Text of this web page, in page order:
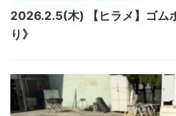
2026.2.5(木) 【ヒラメ】ゴム
り》